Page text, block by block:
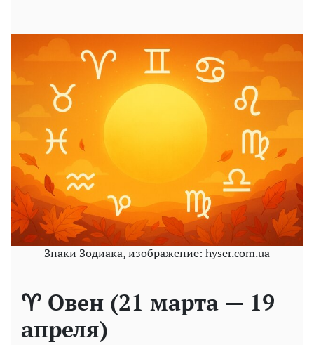
Знаки Зодиака, изображение: hyser.com.ua
♈ Овен (21 марта — 19
апреля)